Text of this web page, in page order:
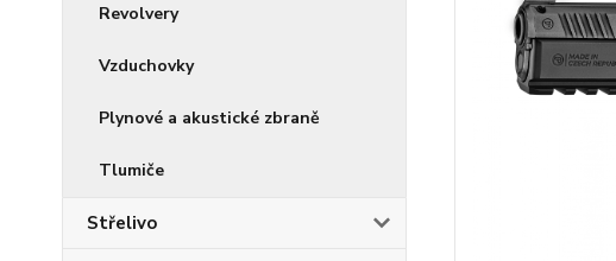
Revolvery
Vzduchovky
Plynové a akustické zbraně
Tlumiče
Střelivo